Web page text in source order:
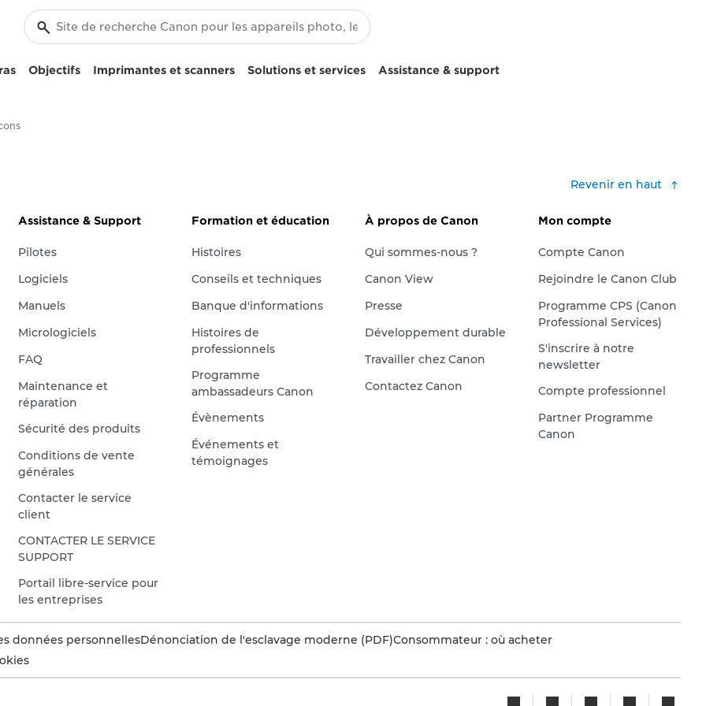
Objectifs Imprimantes et scanners Solutions et services Assistance & support
Revenir en haut
Assistance & Support
Pilotes
Logiciels
Manuels
Micrologiciels
FAQ
Maintenance et
réparation
Sécurité des produits
Conditions de vente
générales
Contacter le service
client
CONTACTER LE SERVICE
SUPPORT
Portail libre-service pour
les entreprises
Formation et éducation
Histoires
Conseils et techniques
Banque d'informations
Histoires de
professionnels
Programme
ambassadeurs Canon
Évènements
Événements et
témoignages
À propos de Canon
Qui sommes-nous ?
Canon View
Presse
Développement durable
Travailler chez Canon
Contactez Canon
Mon compte
Compte Canon
Rejoindre le Canon Club
Programme CPS (Canon
Professional Services)
S'inscrire à notre
newsletter
Compte professionnel
Partner Programme
Canon
données personnellesDénonciation de l'esclavage moderne (PDF)Consommateur : où acheter